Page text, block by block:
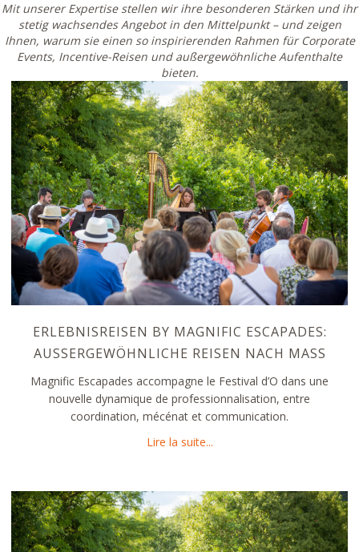
Mit unserer Expertise stellen wir ihre besonderen Stärken und ihr
stetig wachsendes Angebot in den Mittelpunkt – und zeigen
Ihnen, warum sie einen so inspirierenden Rahmen für Corporate
Events, Incentive-Reisen und außergewöhnliche Aufenthalte
bieten.
ERLEBNISREISEN BY MAGNIFIC ESCAPADES:
AUSSERGEWÖHNLICHE REISEN NACH MASS
Magnific Escapades accompagne le Festival d’O dans une
nouvelle dynamique de professionnalisation, entre
coordination, mécénat et communication.
Lire la suite...about Erlebnisreisen by